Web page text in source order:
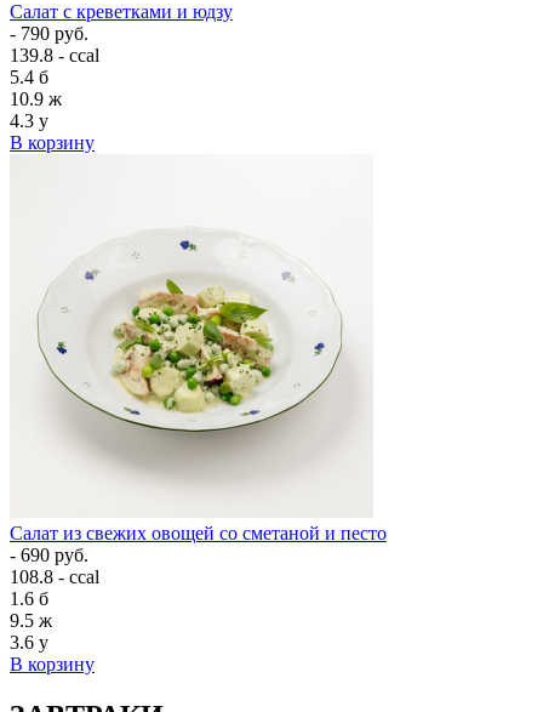
Салат с креветками и юдзу
- 790 руб.
139.8 - ccal
5.4 б
10.9 ж
4.3 у
В корзину
Салат из свежих овощей со сметаной и песто
- 690 руб.
108.8 - ccal
1.6 б
9.5 ж
3.6 у
В корзину